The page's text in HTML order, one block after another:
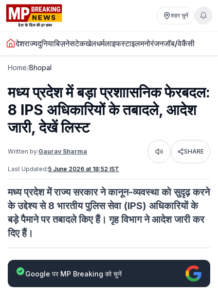
शहर चुनें
देशराज्यदुनियाबिज़नेसटेकखेलधर्मलाइफस्टाइलमनोरंजनजॉब/वेकैंसी
Home/Bhopal
मध्य प्रदेश में बड़ा प्रशाासनिक फेरबदल:
8 IPS अधिकारियों के तबादले, आदेश
जारी, देखें लिस्ट
Written by:Gaurav Sharma Listen SHARE
Last Updated:5 June 2026 at 18:52 IST
मध्य प्रदेश में राज्य सरकार ने कानून-व्यवस्था को सुदृढ़ करने
के उद्देश्य से 8 भारतीय पुलिस सेवा (IPS) अधिकारियों के
बड़े पैमाने पर तबादले किए हैं। गृह विभाग ने आदेश जारी कर
दिए हैं।
Google पर MP Breaking को चुनें